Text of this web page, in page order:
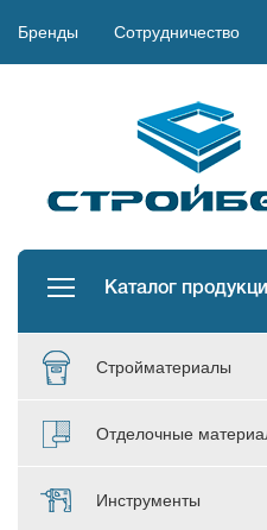
Бренды Сотрудничество
Каталог
Стройматериалы
Отделочные
Инструменты